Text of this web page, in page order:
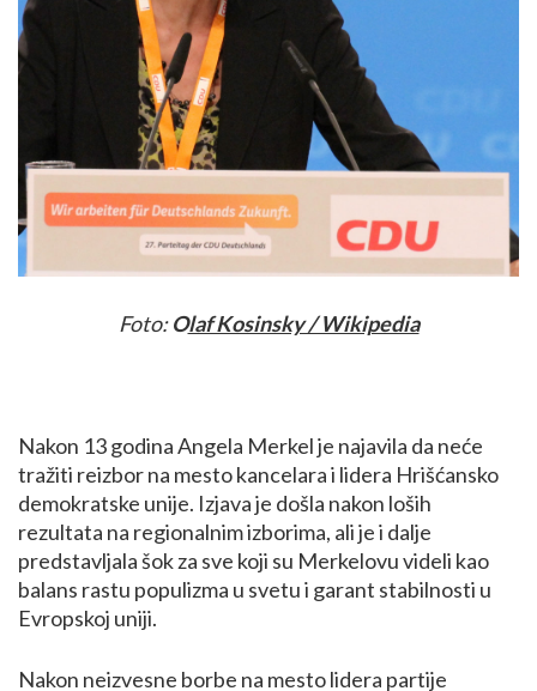
Foto:Olaf Kosinsky / Wikipedia
Nakon 13 godina Angela Merkel je najavila da neće
tražiti reizbor na mesto kancelara i lidera Hrišćansko
demokratske unije. Izjava je došla nakon loših
rezultata na regionalnim izborima, ali je i dalje
predstavljala šok za sve koji su Merkelovu videli kao
balans rastu populizma u svetu i garant stabilnosti u
Evropskoj uniji.
Nakon neizvesne borbe na mesto lidera partije